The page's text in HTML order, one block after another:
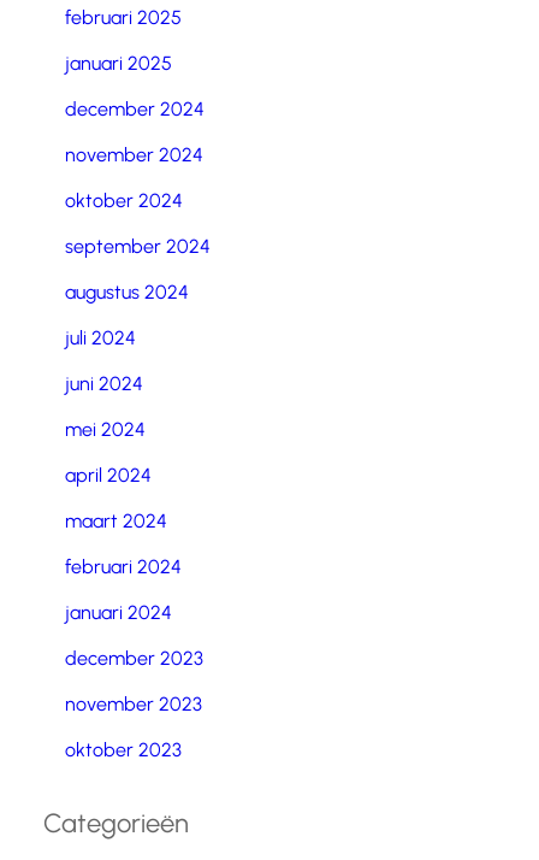
februari 2025
januari 2025
december 2024
november 2024
oktober 2024
september 2024
augustus 2024
juli 2024
juni 2024
mei 2024
april 2024
maart 2024
februari 2024
januari 2024
december 2023
november 2023
oktober 2023
Categorieën